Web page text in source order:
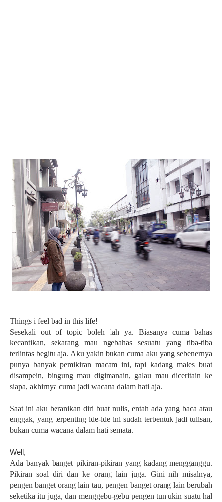
Things i feel bad in this life!
Sesekali out of topic boleh lah ya. Biasanya cuma bahas
kecantikan, sekarang mau ngebahas sesuatu yang tiba-tiba
terlintas begitu aja. Aku yakin bukan cuma aku yang sebenernya
punya banyak pemikiran macam ini, tapi kadang males buat
disampein, bingung mau digimanain, galau mau diceritain ke
siapa, akhirnya cuma jadi wacana dalam hati aja.
Saat ini aku beranikan diri buat nulis, entah ada yang baca atau
enggak, yang terpenting ide-ide ini sudah terbentuk jadi tulisan,
bukan cuma wacana dalam hati semata.
Well,
Ada banyak banget pikiran-pikiran yang kadang mengganggu.
Pikiran soal diri dan ke orang lain juga. Gini nih misalnya,
pengen banget orang lain tau, pengen banget orang lain berubah
seketika itu juga, dan menggebu-gebu pengen tunjukin suatu hal